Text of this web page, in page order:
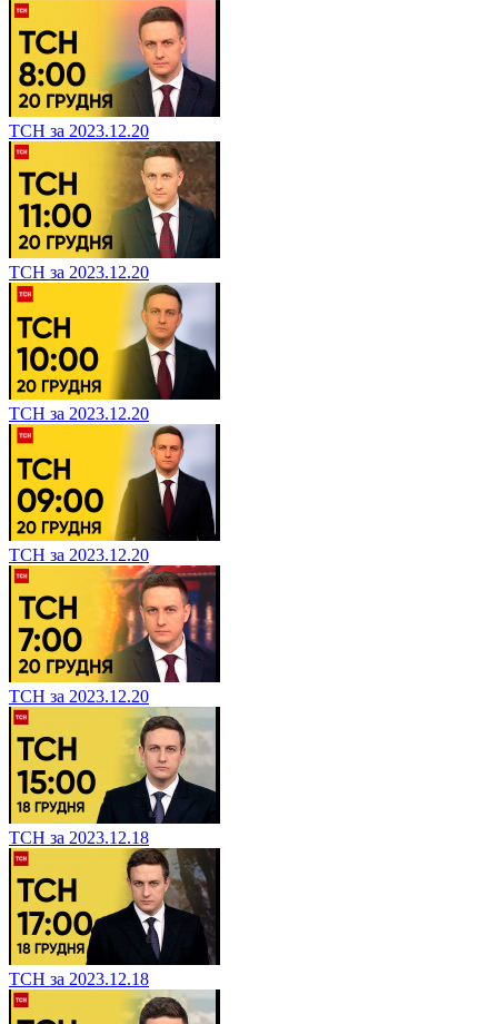
ТСН за 2023.12.20
ТСН за 2023.12.20
ТСН за 2023.12.20
ТСН за 2023.12.20
ТСН за 2023.12.20
ТСН за 2023.12.18
ТСН за 2023.12.18